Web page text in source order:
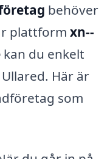
behöver
plattform xn--
kan du enkelt
Här är
som